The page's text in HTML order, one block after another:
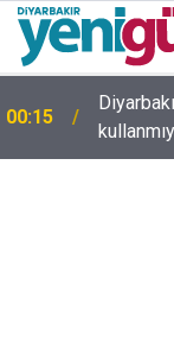
00:15
00:05
Mesut